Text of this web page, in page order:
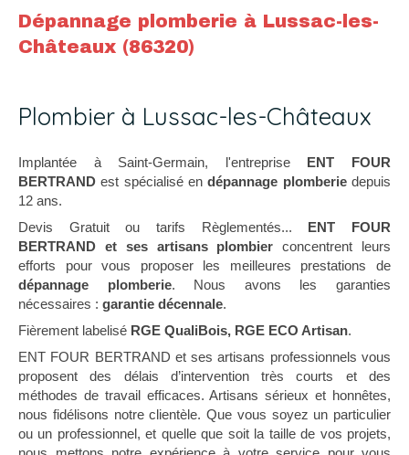
Dépannage plomberie à Lussac-les-
Châteaux (86320)
Plombier à Lussac-les-Châteaux
Implantée à Saint-Germain, l'entreprise ENT FOUR
BERTRAND est spécialisé endépannage plomberiedepuis
12 ans.
Devis Gratuit ou tarifs Règlementés... ENT FOUR
BERTRAND et ses artisans plombier concentrent leurs
efforts pour vous proposer les meilleures prestations de
dépannage plomberie. Nous avons les garanties
nécessaires : garantie décennale.
Fièrement labelisé RGE QualiBois, RGE ECO Artisan.
ENT FOUR BERTRAND et ses artisans professionnels vous
proposent des délais d’intervention très courts et des
méthodes de travail efficaces. Artisans sérieux et honnêtes,
nous fidélisons notre clientèle. Que vous soyez un particulier
ou un professionnel, et quelle que soit la taille de vos projets,